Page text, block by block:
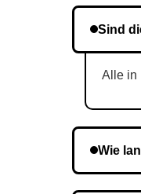
Sind
Alle in
Wie